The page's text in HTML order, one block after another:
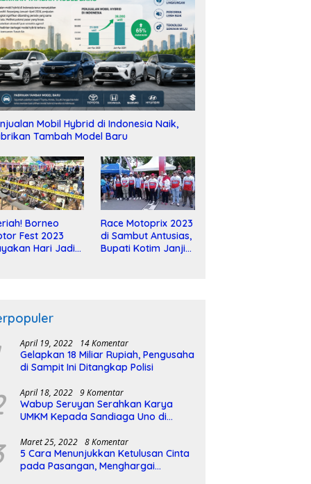
Mobil Hybrid di Indonesia Naik,
Tambah Model Baru
Borneo
Fest 2023
Hari Jadi
Race Motoprix 2023
di Sambut Antusias,
Bupati Kotim Janji
April 19, 2022 14 Komentar
Gelapkan 18 Miliar Rupiah, Pengusaha
di Sampit Ini Ditangkap Polisi
April 18, 2022 9 Komentar
Wabup Seruyan Serahkan Karya
UMKM Kepada Sandiaga Uno di
Maret 25, 2022 8 Komentar
5 Cara Menunjukkan Ketulusan Cinta
pada Pasangan, Menghargai